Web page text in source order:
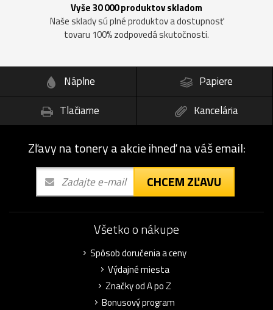
Vyše 30 000 produktov skladom
Naše sklady sú plné produktov a dostupnosť
tovaru 100% zodpovedá skutočnosti.
Náplne
Papiere
Tlačiarne
Kancelária
Zľavy na tonery a akcie ihneď na váš email:
CHCEM ZĽAVU
Všetko o nákupe
Spôsob doručenia a ceny
Výdajné miesta
Značky od A po Z
Bonusový program